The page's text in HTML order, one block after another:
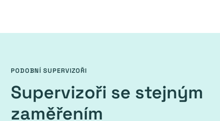
PODOBNÍ SUPERVIZOŘI
Supervizoři se stejným
zaměřením